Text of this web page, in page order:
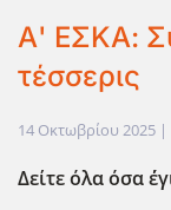
Α' ΕΣΚΑ:
τέσσερις
14 Οκτωβρίου 2025 |
Δείτε όλα όσα